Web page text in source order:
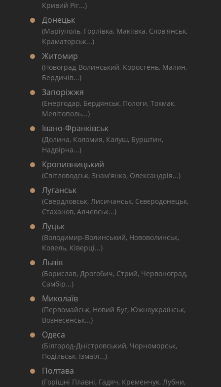
Кривий Ріг...)
Донецьк
(Маріуполь, Горлівка, Макіївка, Слов'янськ,
Краматорськ...)
Житомир
(Новоград-Волинський, Коростень, Малин,
Бердичів...)
Запоріжжя
(Енергодар, Бердянськ, Пологи, Токмак,
Мелітополь...)
Івано-Франківськ
(Долина, Коломия, Калуш, Бурштин,
Надвірна...)
Кропивницький
(Світловодськ, Знам'янка, Олександрія...)
Луганськ
(Свердловськ, Лисичанськ, Сєвєродонецьк,
Стаханов, Алчевськ...)
Луцьк
(Володимир-Волинський, Нововолинськ,
Ковель, Ківерці...)
Львів
(Борислав, Дрогобич, Стрий, Червоноград,
Самбір...)
Миколаїв
(Первомайськ, Новий Буг, Южноукраїнськ,
Вознесенськ...)
Одеса
(Білгород-Дністровський, Чорноморськ,
Подільськ, Ізмаїл...)
Полтава
(Горішні Плавні, Гадяч, Кременчук, Лубни,